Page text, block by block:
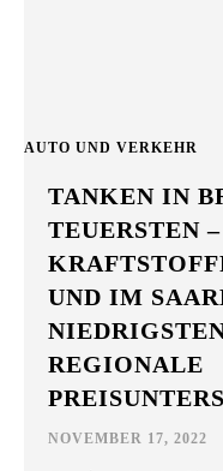
AUTO UND VERKEHR
TANKEN IN
TEUERSTEN –
UND IM
NIEDRIGSTEN
EGIONALE P
NOVEMBER 17, 2022